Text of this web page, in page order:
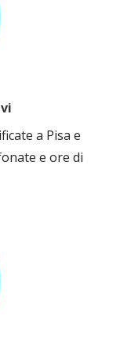
a Pisa e
e ore di